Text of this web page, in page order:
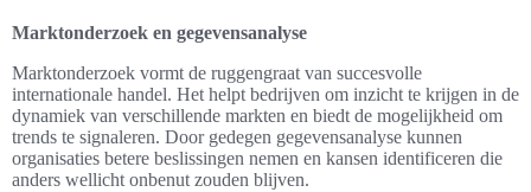
Marktonderzoek en gegevensanalyse
Marktonderzoek vormt de ruggengraat van succesvolle
internationale handel. Het helpt bedrijven om inzicht te krijgen in de
dynamiek van verschillende markten en biedt de mogelijkheid om
trends te signaleren. Door gedegen gegevensanalyse kunnen
organisaties betere beslissingen nemen en kansen identificeren die
anders wellicht onbenut zouden blijven.